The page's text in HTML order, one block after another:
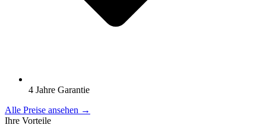
4 Jahre Garantie
Alle Preise ansehen →
Ihre Vorteile